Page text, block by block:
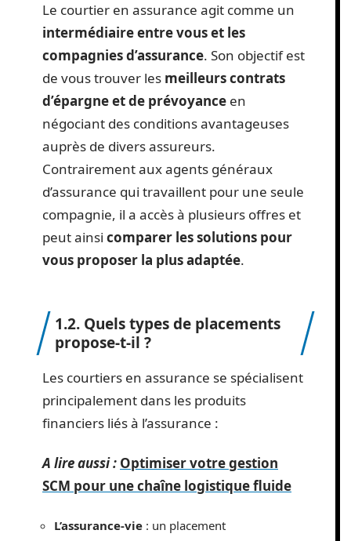
Le courtier en assurance agit comme un
intermédiaire entre vous et les
compagnies d’assurance. Son objectif est
de vous trouver les meilleurs contrats
d’épargne et de prévoyance en
négociant des conditions avantageuses
auprès de divers assureurs.
Contrairement aux agents généraux
d’assurance qui travaillent pour une seule
compagnie, il a accès à plusieurs offres et
peut ainsi comparer les solutions pour
vous proposer la plus adaptée.
1.2. Quels types de placements
propose-t-il ?
Les courtiers en assurance se spécialisent
principalement dans les produits
financiers liés à l’assurance :
A lire aussi : Optimiser votre gestion
SCM pour une chaîne logistique fluide
L’assurance-vie : un placement